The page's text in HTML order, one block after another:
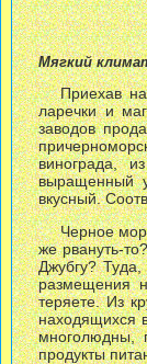
Мягкий
Приехав
ларечки и
заводов
винограда,
выращенный
вкусный.
Черное
же рвануть-
Джубгу?
размещения
теряете. Из
находящихся
многолюдны,
продукты